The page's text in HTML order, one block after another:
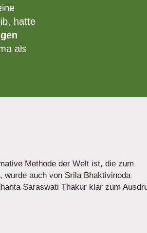
hatte
als
Methode der Welt ist, die zum
wurde auch von Srila Bhaktivinoda
Saraswati Thakur klar zum